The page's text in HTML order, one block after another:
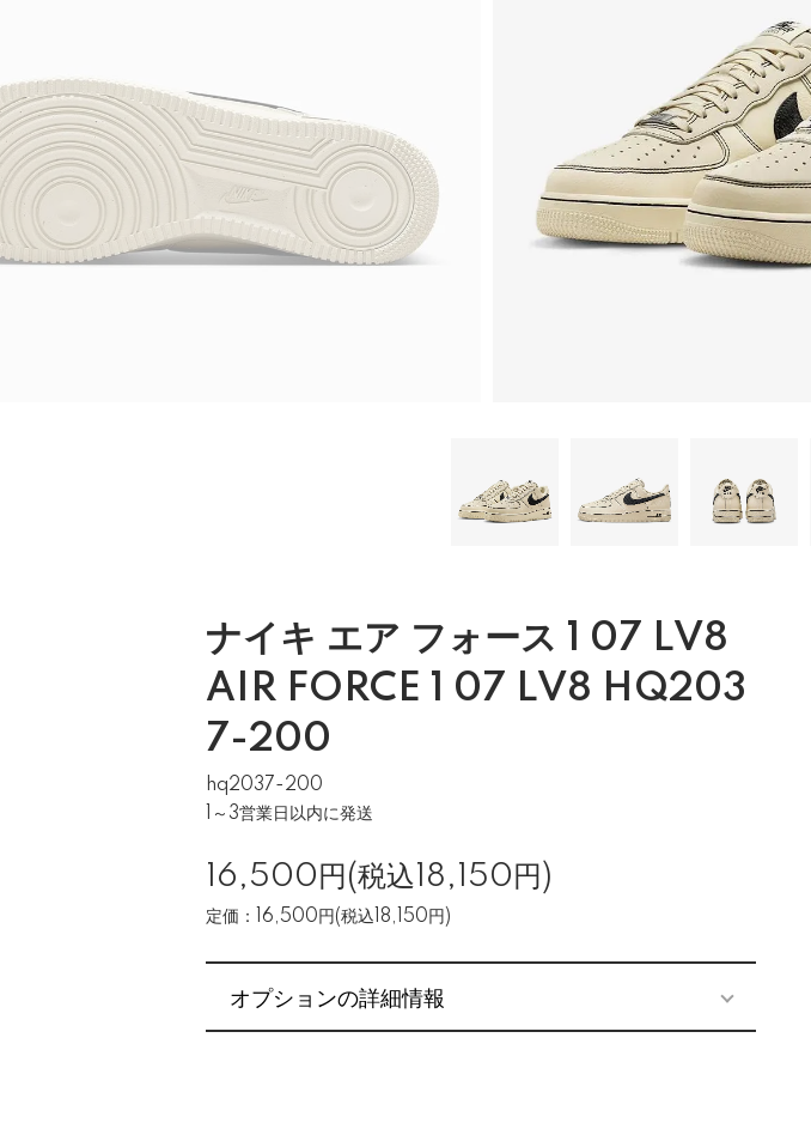
ナイキ エア フォース 1 07 LV8
AIR FORCE 1 07 LV8 HQ203
7-200
hq2037-200
1～3営業日以内に発送
16,500円(税込18,150円)
定価：16,500円(税込18,150円)
オプションの詳細情報